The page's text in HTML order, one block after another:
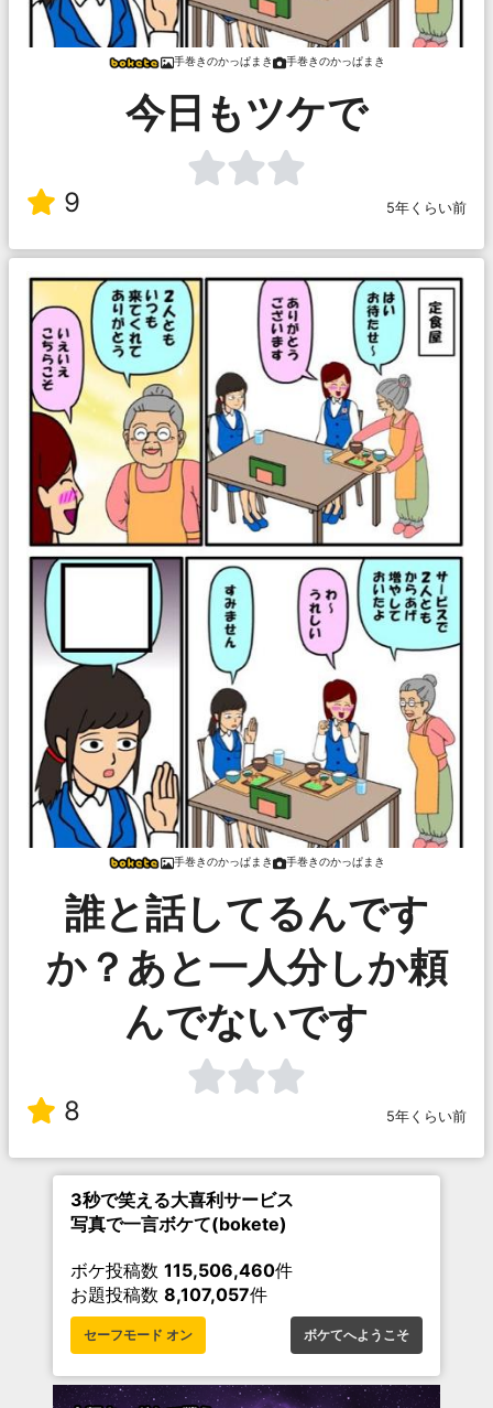
手巻きのかっぱまき 手巻きのかっぱまき
今日もツケで
9 5年くらい前
手巻きのかっぱまき 手巻きのかっぱまき
誰と話してるんです
か？あと一人分しか頼
んでないです
8 5年くらい前
3秒で笑える大喜利サービス
写真で一言ボケて(bokete)
ボケ投稿数 115,506,460件
お題投稿数 8,107,057件
セーフモード オン ボケてへようこそ